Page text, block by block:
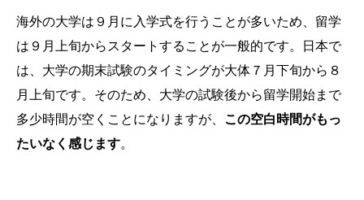
海外の大学は９月に入学式を行うことが多いため、留学
は９月上旬からスタートすることが一般的です。日本で
は、大学の期末試験のタイミングが大体７月下旬から８
月上旬です。そのため、大学の試験後から留学開始まで
多少時間が空くことになりますが、 この空白時間がもっ
たいなく感じます。